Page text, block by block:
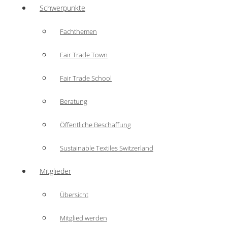
Schwerpunkte
Fachthemen
Fair Trade Town
Fair Trade School
Beratung
Öffentliche Beschaffung
Sustainable Textiles Switzerland
Mitglieder
Übersicht
Mitglied werden